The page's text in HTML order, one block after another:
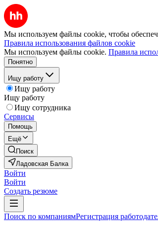
Мы используем файлы cookie, чтобы
Правила использования файлов cookie
Мы используем файлы cookie. Правила
Понятно
Ищу работу
Ищу работу
Ищу работу
Ищу сотрудника
Сервисы
Помощь
Ещё
Поиск
Ладовская Балка
Войти
Войти
Создать резюме
Поиск по компаниямРегистрация